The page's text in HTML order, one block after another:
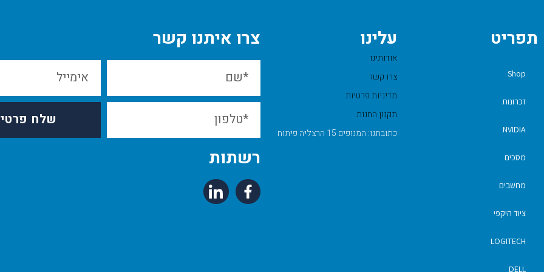
תפריט
Shop
זכרונות
NVIDIA
מסכים
מחשבים
ציוד היקפי
LOGITECH
DELL
עלינו
אודותינו
צרו קשר
מדיניות פרטיות
תקנון החנות
כתובתנו: המנופים 15 הרצליה פיתוח
צרו איתנו קשר
שלח
רשתות